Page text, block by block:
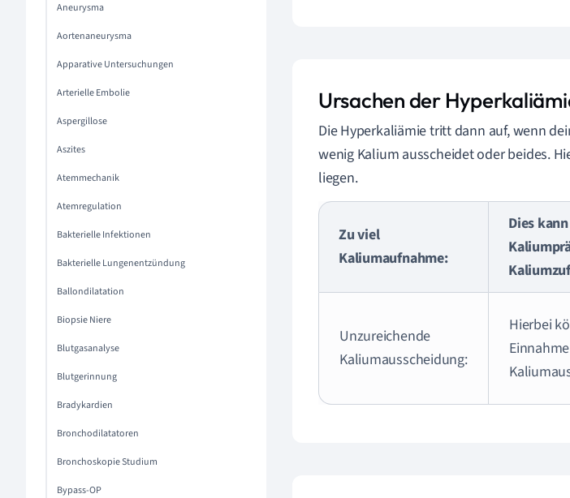
Aneurysma
Aortenaneurysma
Apparative Untersuchungen
Arterielle Embolie
Aspergillose
Aszites
Atemmechanik
Atemregulation
Bakterielle Infektionen
Bakterielle Lungenentzündung
Ballondilatation
Biopsie Niere
Blutgasanalyse
Blutgerinnung
Bradykardien
Bronchodilatatoren
Bronchoskopie Studium
Bypass-OP
Ursachen der
Die Hyperkaliämie tritt dann auf, wenn
wenig Kalium ausscheidet oder beides.
liegen.
Zu viel
Kaliumaufnahme:
Dies
Unzureichende
Kaliumausscheidung:
Hierbei